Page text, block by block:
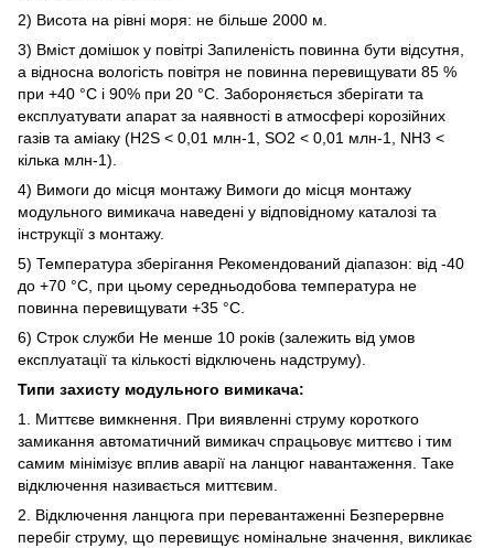
2) Висота на рівні моря: не більше 2000 м.
3) Вміст домішок у повітрі Запиленість повинна бути відсутня,
а відносна вологість повітря не повинна перевищувати 85 %
при +40 °C і 90% при 20 °C. Забороняється зберігати та
експлуатувати апарат за наявності в атмосфері корозійних
газів та аміаку (H2S < 0,01 млн-1, SO2 < 0,01 млн-1, NH3 <
кілька млн-1).
4) Вимоги до місця монтажу Вимоги до місця монтажу
модульного вимикача наведені у відповідному каталозі та
інструкції з монтажу.
5) Температура зберігання Рекомендований діапазон: від -40
до +70 °C, при цьому середньодобова температура не
повинна перевищувати +35 °C.
6) Строк служби Не менше 10 років (залежить від умов
експлуатації та кількості відключень надструму).
Типи захисту модульного вимикача:
1. Миттєве вимкнення. При виявленні струму короткого
замикання автоматичний вимикач спрацьовує миттєво і тим
самим мінімізує вплив аварії на ланцюг навантаження. Таке
відключення називається миттєвим.
2. Відключення ланцюга при перевантаженні Безперервне
перебіг струму, що перевищує номінальне значення, викликає